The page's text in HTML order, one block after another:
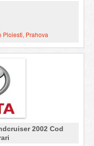
Ploiesti, Prahova
2002 Cod